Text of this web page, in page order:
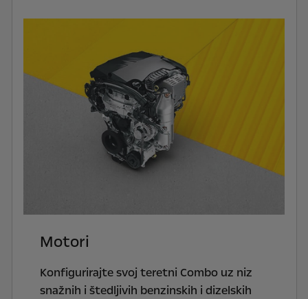
Motori
Konfigurirajte svoj teretni Combo uz niz
snažnih i štedljivih benzinskih i dizelskih